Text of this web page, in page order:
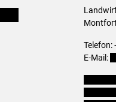
Telefon:
E-Mail: